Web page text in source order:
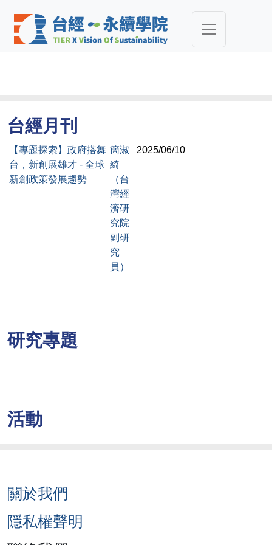
台經月刊
【專題探索】政府搭舞
台，新創展雄才 - 全球
新創政策發展趨勢
簡淑
綺
（台
灣經
濟研
究院
副研
究
員）
2025/06/10
研究專題
活動
關於我們
隱私權聲明